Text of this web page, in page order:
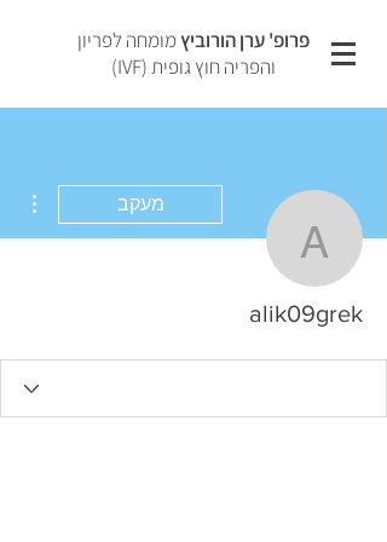
פרופ' ערן הורוביץ מומחה לפריון
והפריה חוץ גופית (IVF)
alik09grek
מעקב
alik09grek